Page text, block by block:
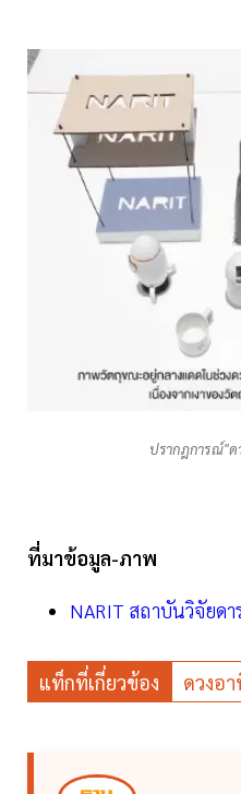
ปรากฎการณ์"
ที่มาข้อมูล-ภาพ
NARIT สถาบันวิจัยด
แท็กที่เกี่ยวข้อง ดวงอ